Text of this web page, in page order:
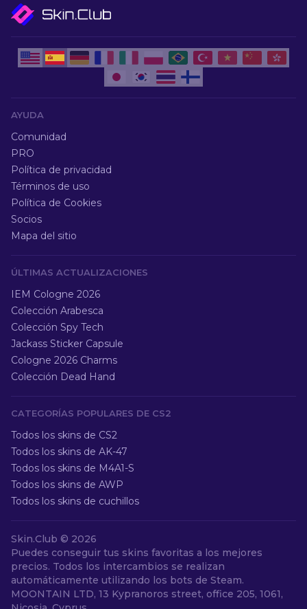
AYUDA
Comunidad
PRO
Política de privacidad
Términos de uso
Política de Cookies
Socios
Mapa del sitio
ÚLTIMAS ACTUALIZACIONES
IEM Cologne 2026
Colección Arabesca
Colección Spy Tech
Jackass Sticker Capsule
Cologne 2026 Charms
Colección Dead Hand
CATEGORÍAS POPULARES DE CS2
Todos los skins de CS2
Todos los skins de AK-47
Todos los skins de M4A1-S
Todos los skins de AWP
Todos los skins de cuchillos
Skin.Club © 2026
Puedes conseguir tus skins favoritas a los mejores
precios. Todos los intercambios se realizan
automáticamente utilizando los bots de Steam.
MOONTAIN LTD, 13 Kypranoros street, office 205, 1061,